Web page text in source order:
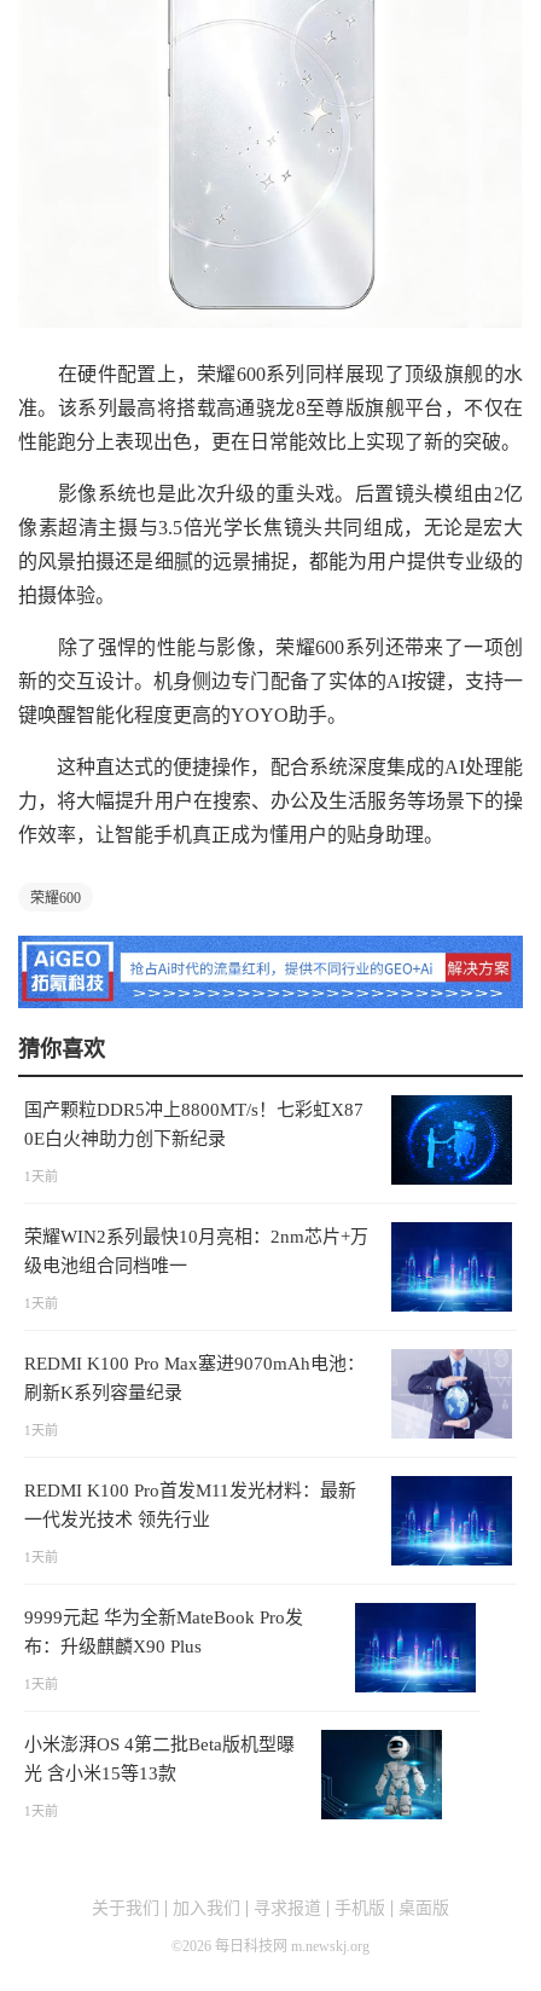
在硬件配置上，荣耀600系列同样展现了顶级旗舰的水
准。该系列最高将搭载高通骁龙8至尊版旗舰平台，不仅在
性能跑分上表现出色，更在日常能效比上实现了新的突破。
影像系统也是此次升级的重头戏。后置镜头模组由2亿
像素超清主摄与3.5倍光学长焦镜头共同组成，无论是宏大
的风景拍摄还是细腻的远景捕捉，都能为用户提供专业级的
拍摄体验。
除了强悍的性能与影像，荣耀600系列还带来了一项创
新的交互设计。机身侧边专门配备了实体的AI按键，支持一
键唤醒智能化程度更高的YOYO助手。
这种直达式的便捷操作，配合系统深度集成的AI处理能
力，将大幅提升用户在搜索、办公及生活服务等场景下的操
作效率，让智能手机真正成为懂用户的贴身助理。
荣耀600
猜你喜欢
国产颗粒DDR5冲上8800MT/s！七彩虹X87
0E白火神助力创下新纪录
1天前
荣耀WIN2系列最快10月亮相：2nm芯片+万
级电池组合同档唯一
1天前
REDMI K100 Pro Max塞进9070mAh电池：
刷新K系列容量纪录
1天前
REDMI K100 Pro首发M11发光材料：最新
一代发光技术 领先行业
1天前
9999元起 华为全新MateBook Pro发
布：升级麒麟X90 Plus
1天前
小米澎湃OS 4第二批Beta版机型曝
光 含小米15等13款
1天前
关于我们 加入我们 寻求报道 手机版 桌面版
©2026 每日科技网 m.newskj.org